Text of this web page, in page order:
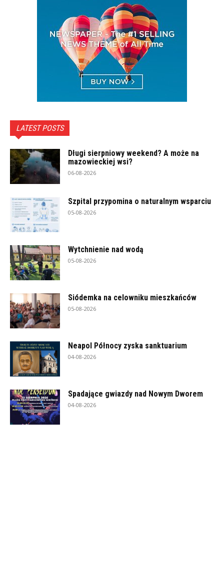
LATEST POSTS
Długi sierpniowy weekend? A może na
mazowieckiej wsi?
06-08-2026
Szpital przypomina o naturalnym wsparciu
05-08-2026
Wytchnienie nad wodą
05-08-2026
Siódemka na celowniku mieszkańców
05-08-2026
Neapol Północy zyska sanktuarium
04-08-2026
Spadające gwiazdy nad Nowym Dworem
04-08-2026